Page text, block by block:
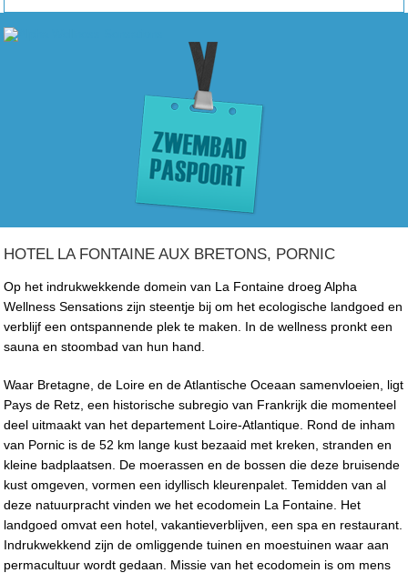
HOTEL LA FONTAINE AUX BRETONS, PORNIC
Op het indrukwekkende domein van La Fontaine droeg Alpha
Wellness Sensations zijn steentje bij om het ecologische landgoed en
verblijf een ontspannende plek te maken. In de wellness pronkt een
sauna en stoombad van hun hand.
Waar Bretagne, de Loire en de Atlantische Oceaan samenvloeien, ligt
Pays de Retz, een historische subregio van Frankrijk die momenteel
deel uitmaakt van het departement Loire-Atlantique. Rond de inham
van Pornic is de 52 km lange kust bezaaid met kreken, stranden en
kleine badplaatsen. De moerassen en de bossen die deze bruisende
kust omgeven, vormen een idyllisch kleurenpalet. Temidden van al
deze natuurpracht vinden we het ecodomein La Fontaine. Het
landgoed omvat een hotel, vakantieverblijven, een spa en restaurant.
Indrukwekkend zijn de omliggende tuinen en moestuinen waar aan
permacultuur wordt gedaan. Missie van het ecodomein is om mens